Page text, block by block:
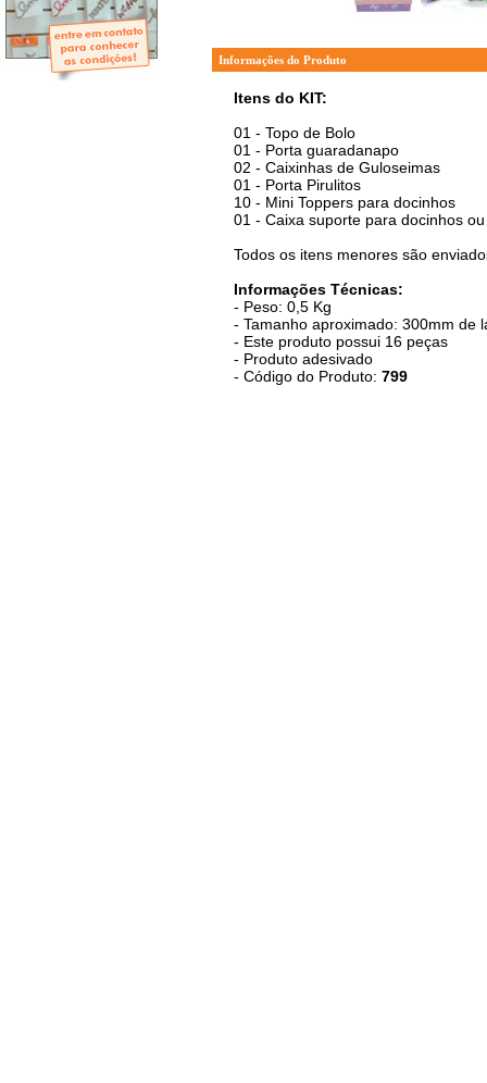
- Mini-Álbuns
- Páginas Mini
- Páginas Scrap
- Argolas
Informações do Produto
Itens do KIT:
01 - Topo de Bolo
01 - Porta guaradanapo
02 - Caixinhas de Guloseimas
01 - Porta Pirulitos
10 - Mini Toppers para docinhos
01 - Caixa suporte para docinhos
Todos os itens menores são
Informações Técnicas:
- Peso: 0,5 Kg
- Tamanho aproximado: 300mm de
- Este produto possui 16 peças
- Produto adesivado
- Código do Produto: 799